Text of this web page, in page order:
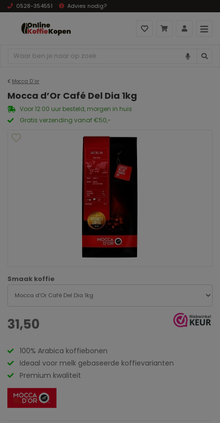
0528-354551 Advies nodig?
Mocca D´or
Mocca d’Or Café Del Dia 1kg
100% Arabica koffiebonen
Ideaal voor melk gebaseerde koffievarianten
Premium kwaliteit
Smaak koffie
31,50
Voor 12:00 uur besteld, morgen in huis
Gratis verzending vanaf €50,-